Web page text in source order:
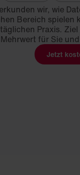
wir, wie
Bereich
Praxis.
Mehrwert für Sie
Jetzt